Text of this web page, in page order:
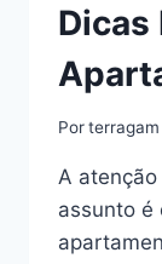
Dicas
Porterragam
A
assunto é